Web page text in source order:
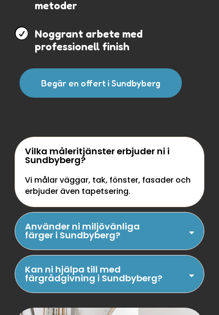
metoder
 Noggrant arbete med
professionell finish
Begär en offert i Sundbyberg
Vilka måleritjänster erbjuder ni i
Sundbyberg?
Vi målar väggar, tak, fönster, fasader och
erbjuder även tapetsering.
Använder ni miljövänliga
färger i Sundbyberg?
Kan ni hjälpa till med
färgrådgivning i Sundbyberg?